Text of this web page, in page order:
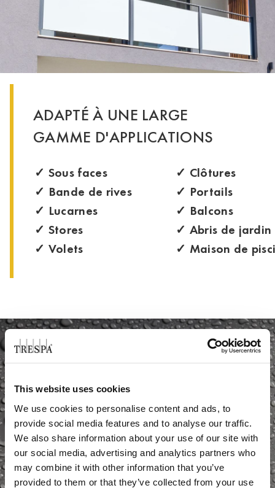
This website uses cookies
We use cookies to personalise content and ads, to
provide social media features and to analyse our traffic.
We also share information about your use of our site with
our social media, advertising and analytics partners who
may combine it with other information that you’ve
provided to them or that they’ve collected from your use
ADAPTÉ À UNE LARGE
GAMME D'APPLICATIONS
✓ Sous faces ✓ Clôtures
✓ Bande de rives ✓ Portails
✓ Lucarnes ✓ Balcons
✓ Stores ✓ Abris de jardin
✓ Volets ✓ Maison de